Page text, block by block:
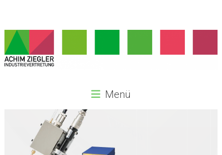
Industrievertretung
Menü